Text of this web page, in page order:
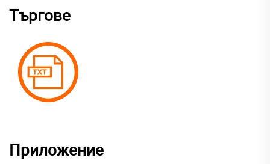
Търгове
Приложение